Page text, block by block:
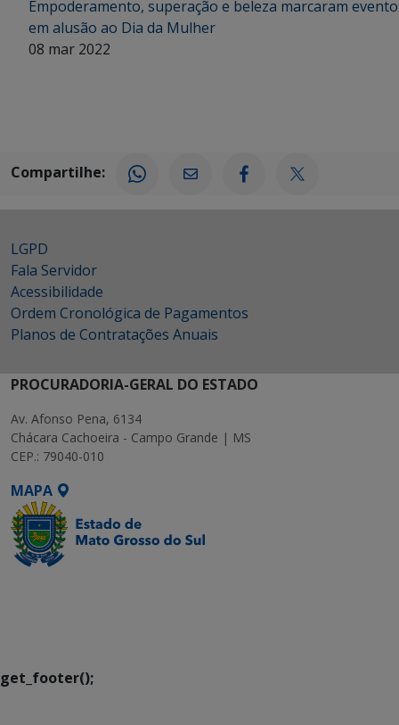
Empoderamento, superação e beleza marcaram evento
em alusão ao Dia da Mulher
08 mar 2022
Compartilhe:
LGPD
Fala Servidor
Acessibilidade
Ordem Cronológica de Pagamentos
Planos de Contratações Anuais
PROCURADORIA-GERAL DO ESTADO
Av. Afonso Pena, 6134
Chácara Cachoeira - Campo Grande | MS
CEP.: 79040-010
MAPA
get_footer();